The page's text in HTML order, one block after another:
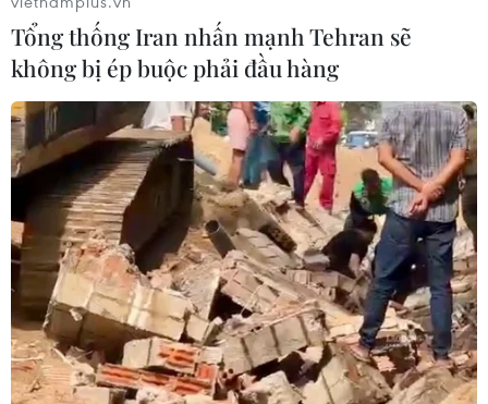
Tăng cường lòng tin, Nga và Ấn Độ tập
trận chung trên biển
Tàu Varyag, Đô đốc Panteleyev và Boris Butoma đã đến
cảng Visakhapatnam ở miền Đông Ấn Độ để tham gia
cuộc tập trận chung trên biển mang tên Indra Navy với
Hải quân Ấn Độ.
Tổng thống Iran nhấn mạnh Tehran sẽ
không bị ép buộc phải đầu hàng